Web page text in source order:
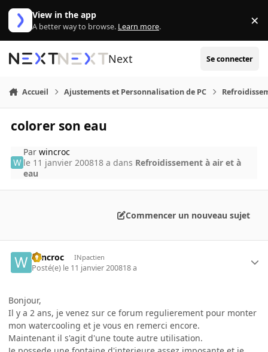
Aller au contenu
View in the app
A better way to browse. Learn more. ×
Next Se connecter
Accueil Ajustements et Personnalisation de PC
colorer son eau
Parwincroc
le 11 janvier 200818 a dans Refroidissement à air et à
eau
Commencer un nouveau sujet
wincroc INpactien
Posté(e) le 11 janvier 200818 a
Bonjour,
Il y a 2 ans, je venez sur ce forum regulierement pour monter
mon watercooling et je vous en remerci encore.
Maintenant il s'agit d'une toute autre utilisation.